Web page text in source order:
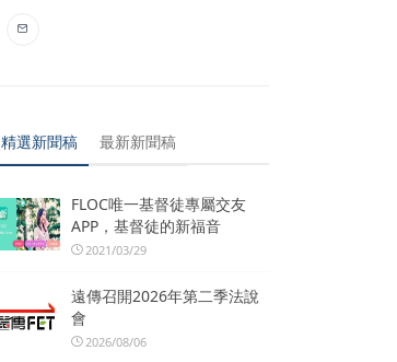
精選新聞稿 最新新聞稿
FLOC唯一基督徒專屬交友
APP，基督徒的新福音
2021/03/29
遠傳召開2026年第二季法說
會
2026/08/06